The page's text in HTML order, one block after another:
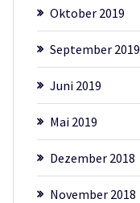
Oktober 2019
September 2019
Juni 2019
Mai 2019
Dezember 2018
November 2018